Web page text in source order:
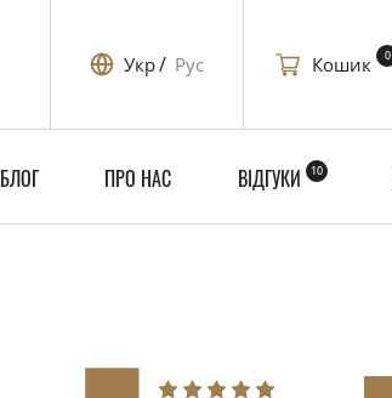
Укр Рус Кошик 0
БЛОГ ПРО НАС ВІДГУКИ 10